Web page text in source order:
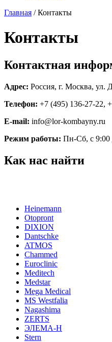
Главная / Контакты
Контакты
Контактная
Адрес: Россия, г. Москва, ул.
Телефон: +7 (495) 136-27-22,
E-mail: info@lor-kombayny.ru
Режим работы: Пн-Сб, с 9:00
Как нас найти
Heinemann
Otopront
DIXION
Dantschke
ATMOS
Chammed
Euroclinic
Meditech
Medstar
Mega Medical
MS Westfalia
Nagashima
ZERTS
ЭЛЕМА-Н
Stern